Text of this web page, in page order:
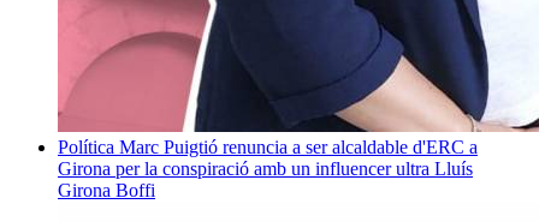
Política Marc Puigtió renuncia a ser alcaldable d'ERC a
Girona per la conspiració amb un influencer ultra Lluís
Girona Boffi